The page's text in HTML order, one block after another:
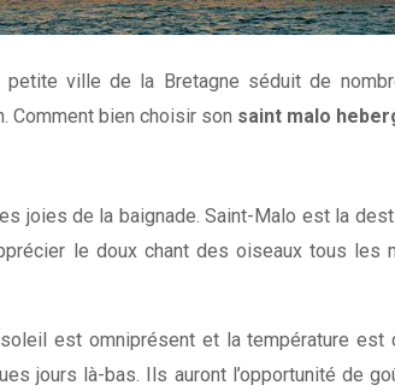
ville de la Bretagne séduit de
Comment bien choisir son saint malo
de la baignade. Saint-Malo est la
le doux chant des oiseaux tous les
est omniprésent et la température
jours là-bas. Ils auront l’opportunité de